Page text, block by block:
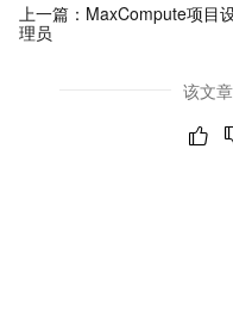
上一篇： MaxCompute项目
理员
该文